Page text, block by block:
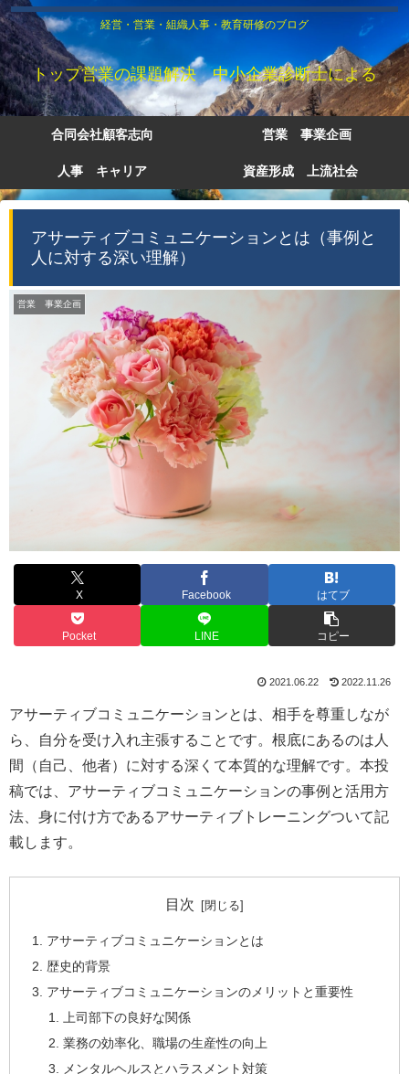
経営・営業・組織人事・教育研修のブログ
トップ営業の課題解決 中小企業診断士による
合同会社顧客志向 営業 事業企画
人事 キャリア 資産形成 上流社会
アサーティブコミュニケーションとは（事例と
人に対する深い理解）
営業 事業企画
X Facebook はてブ
Pocket LINE コピー
2021.06.22 2022.11.26
アサーティブコミュニケーションとは、相手を尊重しなが
ら、自分を受け入れ主張することです。根底にあるのは人
間（自己、他者）に対する深くて本質的な理解です。本投
稿では、アサーティブコミュニケーションの事例と活用方
法、身に付け方であるアサーティブトレーニングついて記
載します。
目次
アサーティブコミュニケーションとは
歴史的背景
アサーティブコミュニケーションのメリットと重要性
上司部下の良好な関係
業務の効率化、職場の生産性の向上
メンタルヘルスとハラスメント対策